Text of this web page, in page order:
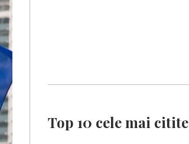
Top 10 cele mai citite